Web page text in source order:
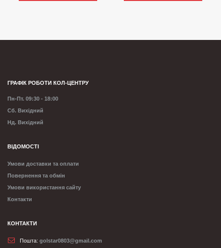
ГРАФІК РОБОТИ КОЛ-ЦЕНТРУ
Пн-Пт. 09:30 - 18:00
Сб. Вихідний
Нд. Вихідний
ВІДОМОСТІ
Умови доставки та оплати
Повернення та обмін
Умови використання сайту
Контакти
КОНТАКТИ
Пошта: golstar0803@gmail.com